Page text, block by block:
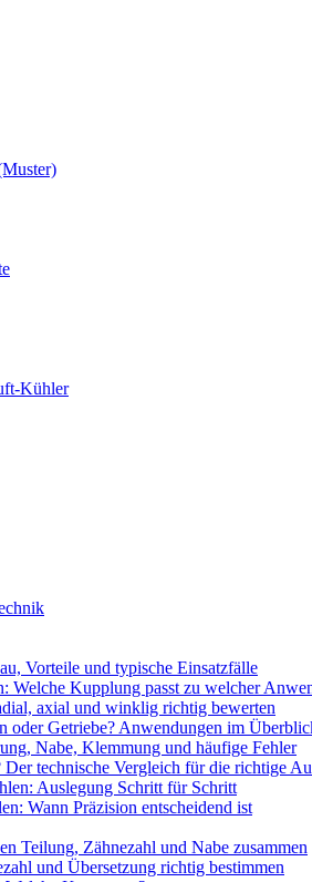
Kühler
Vorteile und typische Einsatzfälle
Welche Kupplung passt zu welcher
axial und winklig richtig bewerten
oder Getriebe? Anwendungen im
Nabe, Klemmung und häufige Fehler
technische Vergleich für die richtige
Auslegung Schritt für Schritt
Wann Präzision entscheidend ist
Teilung, Zähnezahl und Nabe zusammen
und Übersetzung richtig bestimmen